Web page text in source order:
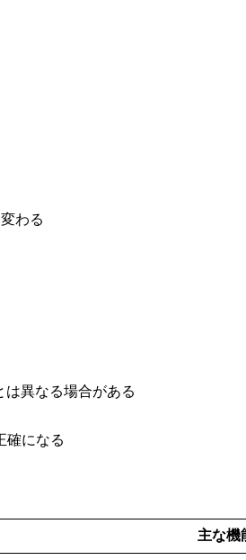
わる
異なる場合がある
確になる
主な機